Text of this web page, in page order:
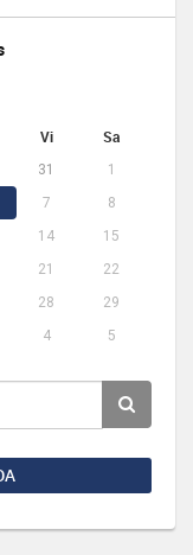
Vi Sa
31
1
7
8
14
15
21
22
28
29
4 5